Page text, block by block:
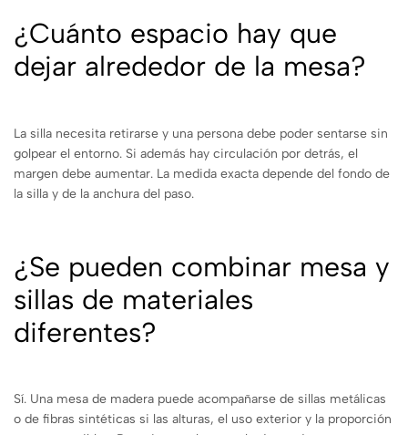
¿Cuánto espacio hay que
dejar alrededor de la mesa?
La silla necesita retirarse y una persona debe poder sentarse sin
golpear el entorno. Si además hay circulación por detrás, el
margen debe aumentar. La medida exacta depende del fondo de
la silla y de la anchura del paso.
¿Se pueden combinar mesa y
sillas de materiales
diferentes?
Sí. Una mesa de madera puede acompañarse de sillas metálicas
o de fibras sintéticas si las alturas, el uso exterior y la proporción